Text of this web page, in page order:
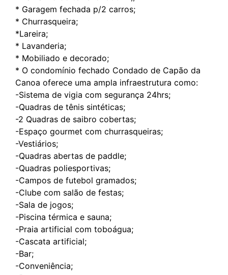
* Garagem fechada p/2 carros;
* Churrasqueira;
*Lareira;
* Lavanderia;
* Mobiliado e decorado;
* O condomínio fechado Condado de Capão da
Canoa oferece uma ampla infraestrutura como:
-Sistema de vigia com segurança 24hrs;
-Quadras de tênis sintéticas;
-2 Quadras de saibro cobertas;
-Espaço gourmet com churrasqueiras;
-Vestiários;
-Quadras abertas de paddle;
-Quadras poliesportivas;
-Campos de futebol gramados;
-Clube com salão de festas;
-Sala de jogos;
-Piscina térmica e sauna;
-Praia artificial com toboágua;
-Cascata artificial;
-Bar;
-Conveniência;